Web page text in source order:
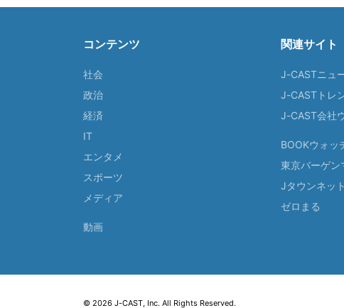
コンテンツ
社会
政治
経済
IT
エンタメ
スポーツ
メディア
動画
関連サイト
J-CASTニュ
J-CASTトレ
J-CAST会社
BOOKウォッ
東京バーゲン
Jタウンネット
ゼロまる
© 2026 J-CAST, Inc. All Rights Reserved.